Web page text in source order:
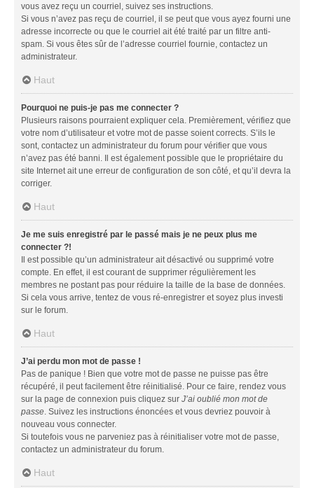
vous avez reçu un courriel, suivez ses instructions.
Si vous n’avez pas reçu de courriel, il se peut que vous ayez fourni une
adresse incorrecte ou que le courriel ait été traité par un filtre anti-
spam. Si vous êtes sûr de l’adresse courriel fournie, contactez un
administrateur.
Haut
Pourquoi ne puis-je pas me connecter ?
Plusieurs raisons pourraient expliquer cela. Premièrement, vérifiez que
votre nom d’utilisateur et votre mot de passe soient corrects. S’ils le
sont, contactez un administrateur du forum pour vérifier que vous
n’avez pas été banni. Il est également possible que le propriétaire du
site Internet ait une erreur de configuration de son côté, et qu’il devra la
corriger.
Haut
Je me suis enregistré par le passé mais je ne peux plus me
connecter ?!
Il est possible qu’un administrateur ait désactivé ou supprimé votre
compte. En effet, il est courant de supprimer régulièrement les
membres ne postant pas pour réduire la taille de la base de données.
Si cela vous arrive, tentez de vous ré-enregistrer et soyez plus investi
sur le forum.
Haut
J’ai perdu mon mot de passe !
Pas de panique ! Bien que votre mot de passe ne puisse pas être
récupéré, il peut facilement être réinitialisé. Pour ce faire, rendez vous
sur la page de connexion puis cliquez sur J’ai oublié mon mot de
passe. Suivez les instructions énoncées et vous devriez pouvoir à
nouveau vous connecter.
Si toutefois vous ne parveniez pas à réinitialiser votre mot de passe,
contactez un administrateur du forum.
Haut